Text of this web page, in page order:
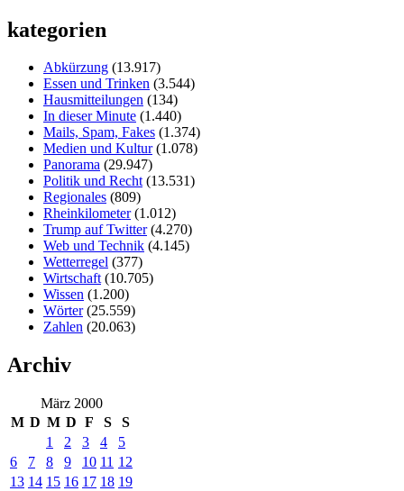
kategorien
Abkürzung (13.917)
Essen und Trinken (3.544)
Hausmitteilungen (134)
In dieser Minute (1.440)
Mails, Spam, Fakes (1.374)
Medien und Kultur(1.078)
Panorama (29.947)
Politik und Recht(13.531)
Regionales (809)
Rheinkilometer(1.012)
Trump auf Twitter(4.270)
Web und Technik (4.145)
Wetterregel (377)
Wirtschaft(10.705)
Wissen (1.200)
Wörter(25.559)
Zahlen (20.063)
Archiv
März 2000
M D M D F S
S
1
2 3 4
5
6
7 8 9 10 11 12
13 14 15 16 17 18 19